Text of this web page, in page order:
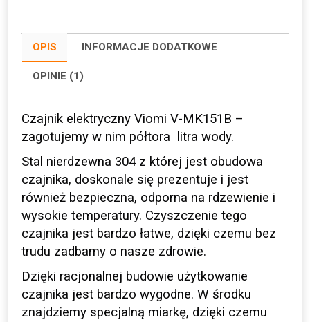
OPIS INFORMACJE DODATKOWE
OPINIE (1)
Czajnik elektryczny Viomi V-MK151B –
zagotujemy w nim półtora litra wody.
Stal nierdzewna 304 z której jest obudowa
czajnika, doskonale się prezentuje i jest
również bezpieczna, odporna na rdzewienie i
wysokie temperatury. Czyszczenie tego
czajnika jest bardzo łatwe, dzięki czemu bez
trudu zadbamy o nasze zdrowie.
Dzięki racjonalnej budowie użytkowanie
czajnika jest bardzo wygodne. W środku
znajdziemy specjalną miarkę, dzięki czemu